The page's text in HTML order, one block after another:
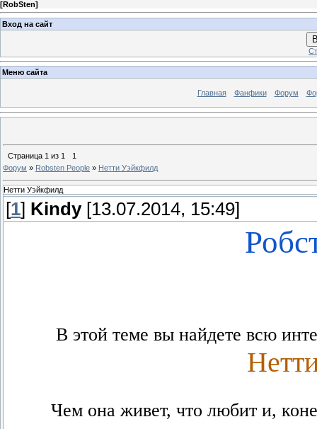
[RobSten]
Вход на сайт
Меню сайта
Главная Фанфики Форум
Страница 1 из 1
1
Форум » Robsten People » Нетти Уэйкфилд
Нетти Уэйкфилд
[1] Kindy[13.07.2014, 15:49]
В этой теме вы найдете всю
Чем она живет, что любит и,